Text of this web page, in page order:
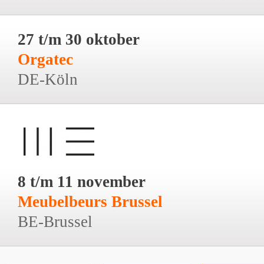
27 t/m 30 oktober
Orgatec
DE-Köln
8 t/m 11 november
Meubelbeurs Brussel
BE-Brussel